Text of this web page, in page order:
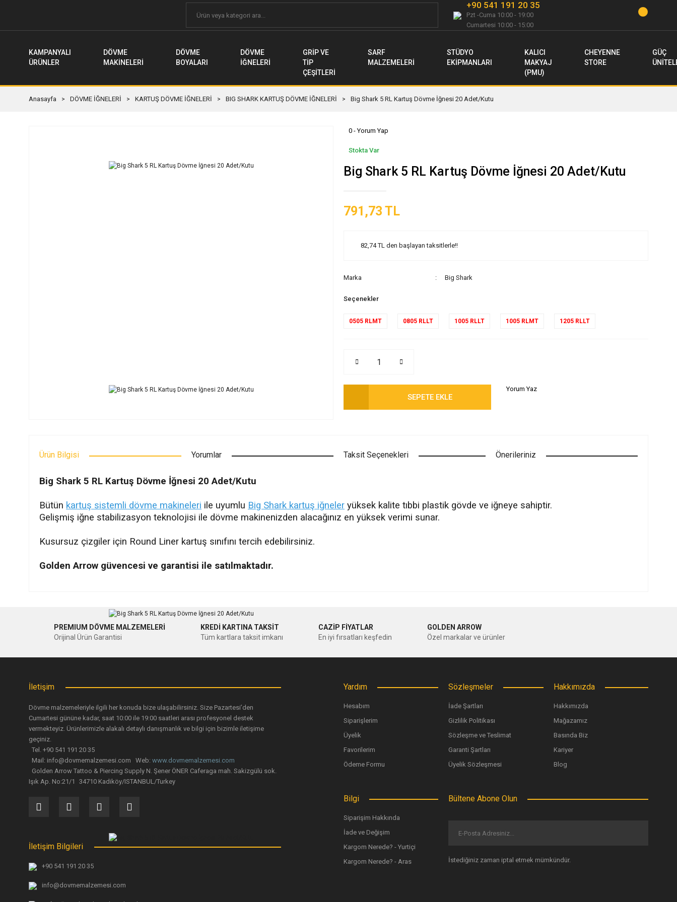
+90 541 191 20 35
Pzt -Cuma 10:00 - 19:00
Cumartesi 10:00 - 15:00
KAMPANYALI
ÜRÜNLER
DÖVME
MAKİNELERİ
DÖVME
BOYALARI
DÖVME
İĞNELERİ
GRİP VE
TİP
ÇEŞİTLERİ
SARF
MALZEMELERİ
STÜDYO
EKİPMANLARI
KALICI
MAKYAJ
(PMU)
CHEYENNE
STORE
GÜÇ
Anasayfa DÖVME İĞNELERİ KARTUŞ DÖVME İĞNELERİ BIG SHARK KARTUŞ DÖVME İĞNELERİ Big Shark 5 RL Kartuş Dövme İğnesi 20 Adet/Kutu
0 - Yorum Yap
Stokta Var
Big Shark 5 RL Kartuş Dövme İğnesi 20 Adet/Kutu
791,73 TL
82,74 TL den başlayan taksitlerle!!
Marka Big Shark
Seçenekler
0505 RLMT 0805 RLLT 1005 RLLT 1005 RLMT 1205 RLLT
SEPETE EKLE
Yorum Yaz
Ürün Bilgisi Yorumlar Taksit Seçenekleri Önerileriniz
Big Shark 5 RL Kartuş Dövme İğnesi 20 Adet/Kutu
Bütün kartuş sistemli dövme makineleri ile uyumlu Big Shark kartuş iğneler yüksek kalite tıbbi plastik gövde ve iğneye sahiptir.
Gelişmiş iğne stabilizasyon teknolojisi ile dövme makinenizden alacağınız en yüksek verimi sunar.
Kusursuz çizgiler için Round Liner kartuş sınıfını tercih edebilirsiniz.
Golden Arrow güvencesi ve garantisi ile satılmaktadır.
Yorum Yaz
Ürün resmi kalitesiz, bozuk veya görüntülenemiyor.
Gönder
PREMIUM DÖVME MALZEMELERİ
Orijinal Ürün Garantisi
KREDİ KARTINA TAKSİT
Tüm kartlara taksit imkanı
CAZİP FİYATLAR
En iyi fırsatları keşfedin
GOLDEN ARROW
Özel markalar ve ürünler
İletişim
Dövme malzemeleriyle ilgili her konuda bize ulaşabilirsiniz. Size Pazartesi’den
Cumartesi gününe kadar, saat 10:00 ile 19:00 saatleri arası profesyonel destek
vermekteyiz. Ürünlerimizle alakalı detaylı danışmanlık ve bilgi için bizimle iletişime
geçiniz.
Tel. +90 541 191 20 35
Mail: info@dovmemalzemesi.com Web: www.dovmemalzemesi.com
Golden Arrow Tattoo & Piercing Supply N. Şener ÖNER Caferaga mah. Sakizgülü sok.
Işık Ap. No:21/1 34710 Kadiköy/ISTANBUL/Turkey
İletişim Bilgileri
+90 541 191 20 35
info@dovmemalzemesi.com
Yardım
Hesabım
Siparişlerim
Üyelik
Favorilerim
Ödeme Formu
Sözleşmeler
İade Şartları
Gizlilik Politikası
Sözleşme ve Teslimat
Garanti Şartları
Üyelik Sözleşmesi
Hakkımızda
Hakkımızda
Mağazamız
Basında Biz
Kariyer
Blog
Bilgi
Siparişim Hakkında
İade ve Değişim
Kargom Nerede? - Yurtiçi
Kargom Nerede? - Aras
Bültene Abone Olun
İstediğiniz zaman iptal etmek mümkündür.